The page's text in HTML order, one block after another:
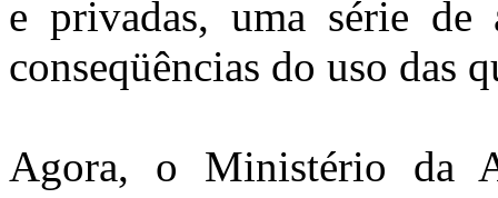
e privadas, uma série de
conseqüências do uso das
Agora, o Ministério da